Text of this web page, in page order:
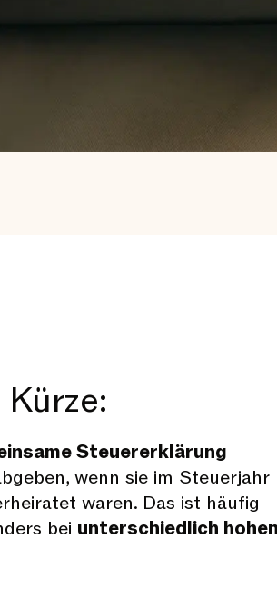
Steuererklärung
wenn sie im Steuerjahr
waren. Das ist häufig
bei unterschiedlich hohen